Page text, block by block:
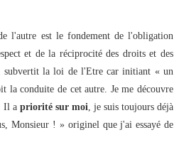
l'autre est le fondement de l'obligation
et de la réciprocité des droits et des
subvertit la loi de l'Etre car initiant « un
la conduite de cet autre. Je me découvre
Il a priorité sur moi , je suis toujours déjà
Monsieur ! » originel que j'ai essayé de